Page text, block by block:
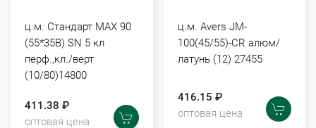
ц.м. Стандарт МАХ 90
(55*35В) SN 5 кл
перф.,кл./верт
(10/80)14800
411.38 ₽
оптовая цена
ц.м. Avers JM-
100(45/55)-CR алюм/
латунь (12) 27455
416.15 ₽
оптовая цена